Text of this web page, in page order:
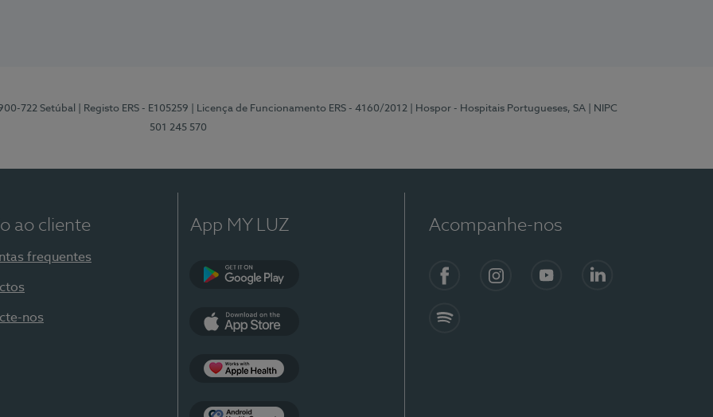
722 Setúbal | Registo ERS - E105259 | Licença de Funcionamento ERS - 4160/2012 | Hospor - Hospitais Portugueses, SA
| NIPC
501 245 570
ao cliente
frequentes
nos
App MY LUZ Acompanhe-nos